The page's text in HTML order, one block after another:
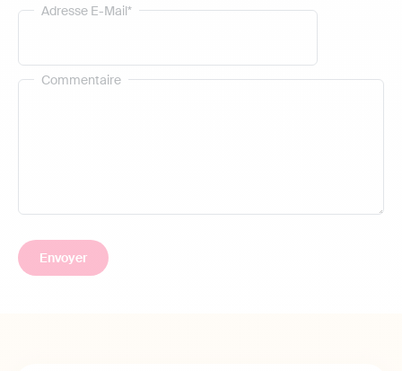
Commentaire
Adresse E-Mail*